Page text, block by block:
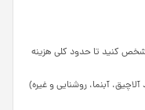
کنید تا حدود کلی هزینه
آبنما، روشنایی و غیره)